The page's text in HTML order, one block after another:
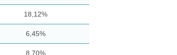
18,12%
6,45%
8,70%